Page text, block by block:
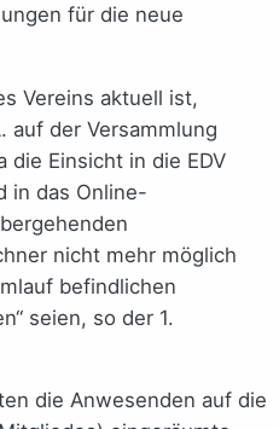
für die neue
Vereins aktuell ist,
auf der Versammlung
die Einsicht in die EDV
in das Online-
nicht mehr möglich
befindlichen
seien, so der 1.
die Anwesenden auf die